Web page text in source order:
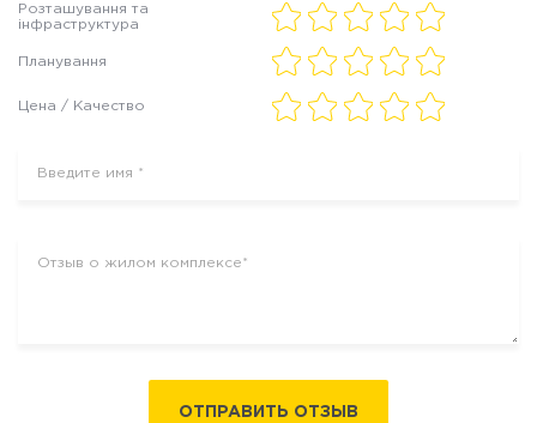
Розташування та
інфраструктура
Планування
Цена / Качество
ОТПРАВИТЬ ОТЗЫВ